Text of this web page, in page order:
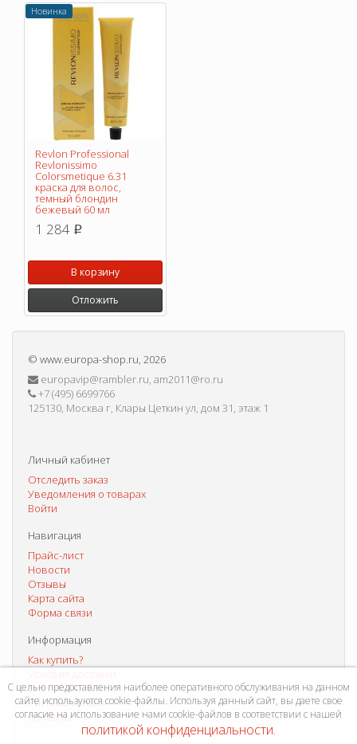
Новинка
Revlon Professional
Revlonissimo
Colorsmetique 6.31
краска для волос,
темный блондин
бежевый 60 мл
1 284 p
В корзину
Отложить
© www.europa-shop.ru, 2026
europavip@rambler.ru, am2011@ro.ru
+7 (495) 6699766
125130, Москва г, Клары Цеткин ул, дом 31, этаж 1
Личный кабинет
Отследить заказ
Уведомления о товарах
Войти
Навигация
Прайс-лист
Новости
Отзывы
Карта сайта
Форма связи
Информация
Как купить?
Способы оплаты
Система скидок
Контакты
С целью предоставления наиболее оперативного обслуживания на данном
сайте используются cookie-файлы. Используя данный сайт, вы даете свое
согласие на использование нами cookie-файлов в соответствии с нашей
политикой конфиденциальности.